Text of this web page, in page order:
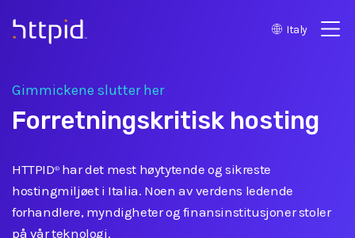
™
Italy
Gimmickene slutter her
Forretningskritisk hosting
HTTPID®har det mest høytytende og sikreste
hostingmiljøet i Italia. Noen av verdens ledende
forhandlere, myndigheter og finansinstitusjoner stoler
på vår teknologi.